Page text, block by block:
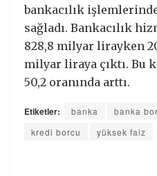
bankacılık
sağladı. Bankacılık
828,8 milyar lirayken
milyar liraya çıktı. Bu
50,2 oranında arttı.
Etiketler: banka banka
kredi borcu
yüksek faiz